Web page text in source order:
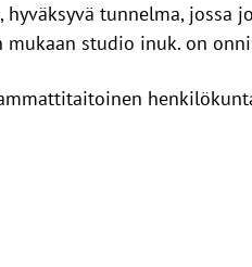
tunnelma, jossa
studio inuk. on